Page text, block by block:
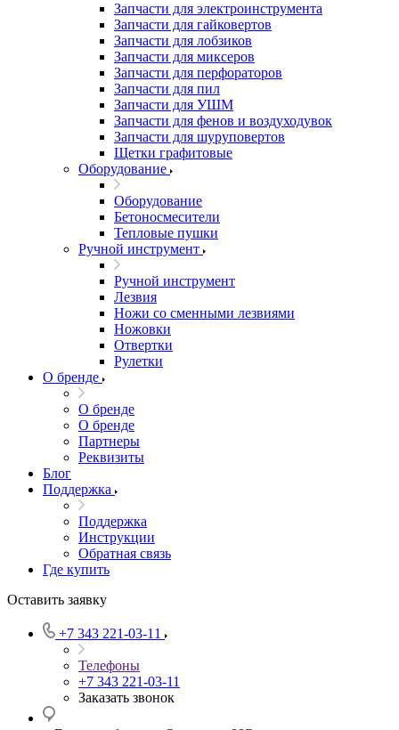
Запчасти для электроинструмента
Запчасти для гайковертов
Запчасти для лобзиков
Запчасти для миксеров
Запчасти для перфораторов
Запчасти для пил
Запчасти для УШМ
Запчасти для фенов и воздуходувок
Запчасти для шуруповертов
Щетки графитовые
Оборудование
Оборудование
Бетоносмесители
Тепловые пушки
Ручной инструмент
Ручной инструмент
Лезвия
Ножи со сменными лезвиями
Ножовки
Отвертки
Рулетки
О бренде
О бренде
О бренде
Партнеры
Реквизиты
Блог
Поддержка
Поддержка
Инструкции
Обратная связь
Где купить
Оставить заявку
+7 343 221-03-11
Телефоны
+7 343 221-03-11
Заказать звонок